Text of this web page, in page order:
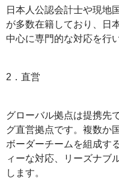
日本人公認会計士や現地
が多数在籍しており、日
中心に専門的な対応を行
2．直営
グローバル拠点は提携先
グ直営拠点です。複数か
ボーダーチームを組成す
ィーな対応、リーズナブ
します。